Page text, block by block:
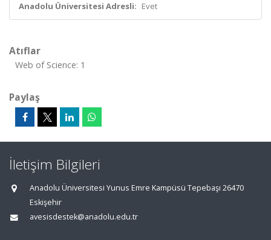
Anadolu Üniversitesi Adresli: Evet
Atıflar
Web of Science: 1
Paylaş
İletişim Bilgileri
Anadolu Üniversitesi Yunus Emre Kampüsü Tepebaşı 26470
Eskişehir
avesisdestek@anadolu.edu.tr